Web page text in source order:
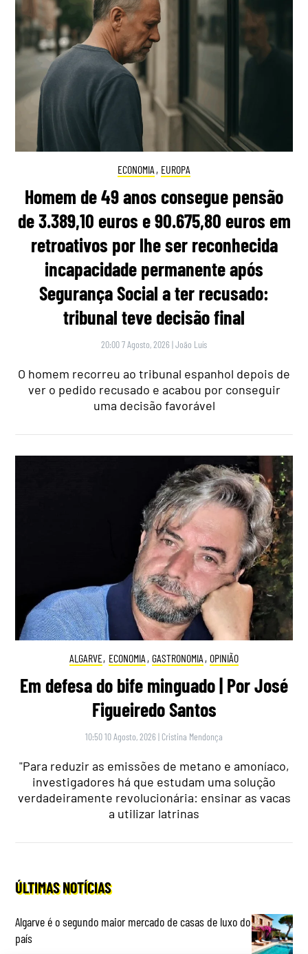
ECONOMIA , EUROPA
Homem de 49 anos consegue pensão
de 3.389,10 euros e 90.675,80 euros em
retroativos por lhe ser reconhecida
incapacidade permanente após
Segurança Social a ter recusado:
tribunal teve decisão final
20:00 7 Agosto, 2026 |João Luís
O homem recorreu ao tribunal espanhol depois de
ver o pedido recusado e acabou por conseguir
uma decisão favorável
ALGARVE, ECONOMIA , GASTRONOMIA , OPINIÃO
Em defesa do bife minguado | Por José
Figueiredo Santos
10:50 10 Agosto, 2026 | Cristina Mendonça
"Para reduzir as emissões de metano e amoníaco,
investigadores há que estudam uma solução
verdadeiramente revolucionária: ensinar as vacas
a utilizar latrinas
ÚLTIMAS NOTÍCIAS
Algarve é o segundo maior mercado de casas de luxo do
país